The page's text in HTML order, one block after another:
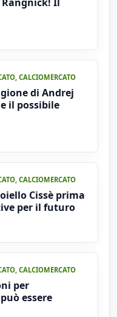
, CALCIOMERCATO
di Andrej
il possibile
, CALCIOMERCATO
Cissè prima
per il futuro
, CALCIOMERCATO
per
essere